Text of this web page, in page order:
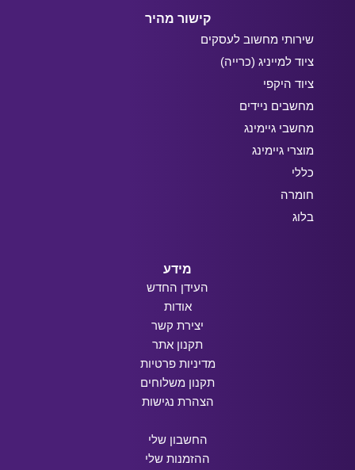
קישור מהיר
שירותי מחשוב לעסקים
ציוד למייניג (כרייה)
ציוד היקפי
מחשבים ניידים
מחשבי גיימינג
מוצרי גיימינג
כללי
חומרה
בלוג
מידע
העידן החדש
אודות
יצירת קשר
תקנון אתר
מדיניות פרטיות
תקנון משלוחים
הצהרת נגישות
החשבון שלי
ההזמנות שלי